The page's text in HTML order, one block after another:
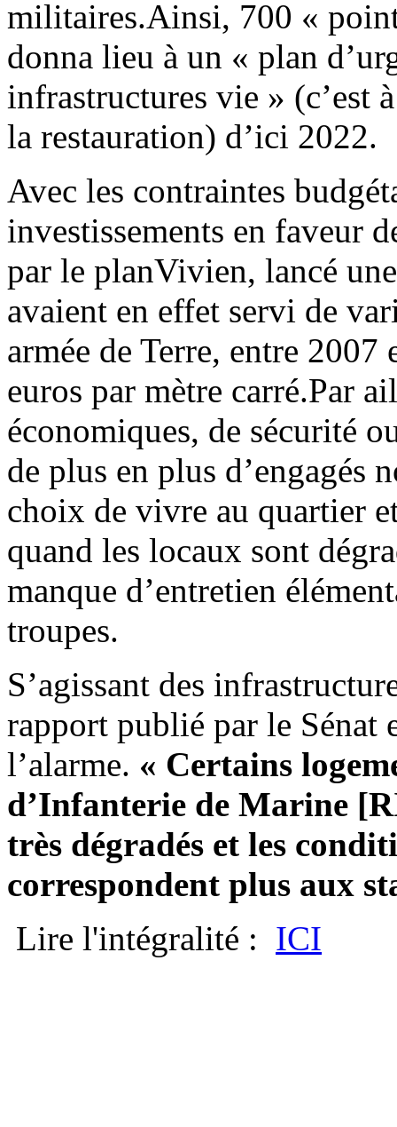
militaires.Ainsi, 700 «
donna lieu à un « plan
infrastructures vie » (c’est
la restauration) d’ici 2022.
Avec les contraintes
investissements en faveur
par le planVivien, lancé
avaient en effet servi de
armée de Terre, entre 2007
euros par mètre carré.Par
économiques, de sécurité
de plus en plus d’engagés
choix de vivre au quartier
quand les locaux sont
manque d’entretien
troupes.
S’agissant des
rapport publié par le Sénat
l’alarme. « Certains
d’Infanterie de Marine
très dégradés et les
correspondent plus aux
Lire l'intégralité : ICI